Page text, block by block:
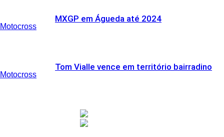
Motocross
MXGP em Águeda até 2024
Motocross
Tom Vialle vence em território bairradino